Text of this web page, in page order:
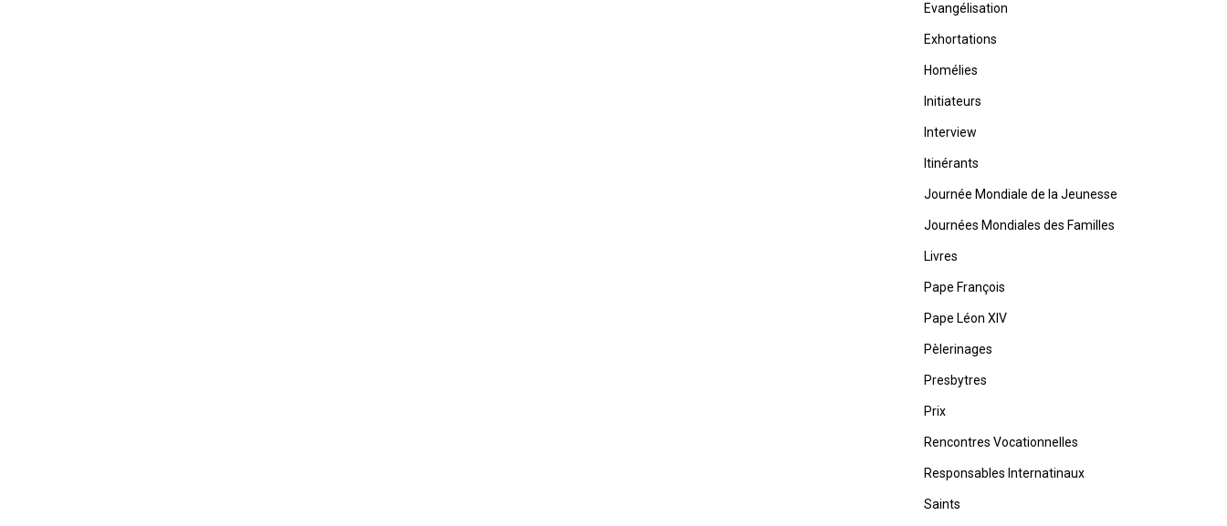
Evangélisation
Exhortations
Homélies
Initiateurs
Interview
Itinérants
Journée Mondiale de la Jeunesse
Journées Mondiales des Familles
Livres
Pape François
Pape Léon XIV
Pèlerinages
Presbytres
Prix
Rencontres Vocationnelles
Responsables Internatinaux
Saints